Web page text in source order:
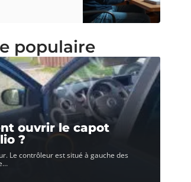
populaire
ouvrir le capot
?
Le contrôleur est situé à gauche des
…